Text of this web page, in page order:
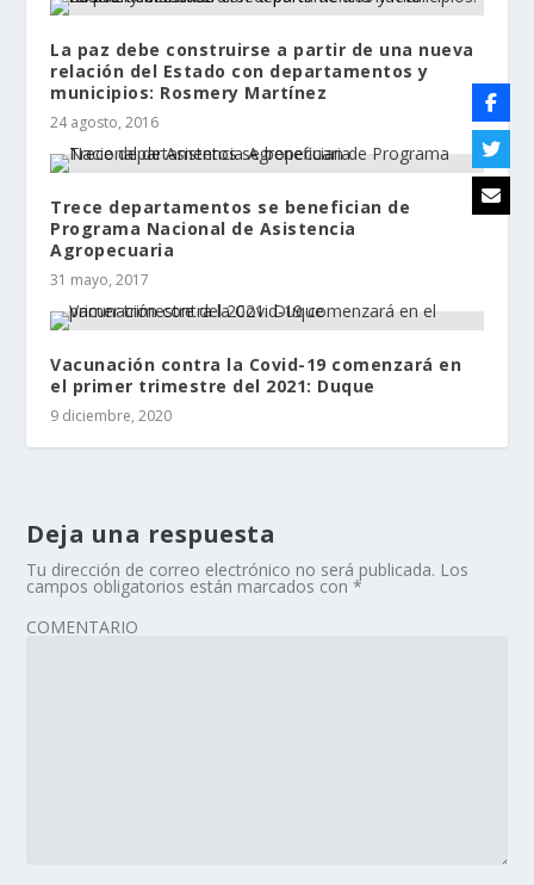
La paz debe construirse a partir de una nueva
relación del Estado con departamentos y
municipios: Rosmery Martínez
24 agosto, 2016
Trece departamentos se benefician de
Programa Nacional de Asistencia
Agropecuaria
31 mayo, 2017
Vacunación contra la Covid-19 comenzará en
el primer trimestre del 2021: Duque
9 diciembre, 2020
Deja una respuesta
Tu dirección de correo electrónico no será publicada. Los
campos obligatorios están marcados con*
COMENTARIO